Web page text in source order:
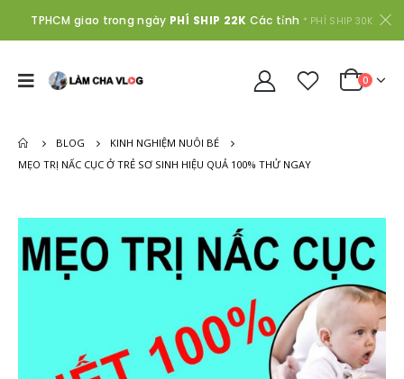
TPHCM giao trong ngày PHÍ SHIP 22K Các tỉnh * PHÍ SHIP 30K
0
BLOG
KINH NGHIỆM NUÔI BÉ
MẸO TRỊ NẤC CỤC Ở TRẺ SƠ SINH HIỆU QUẢ 100% THỬ NGAY